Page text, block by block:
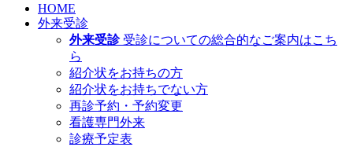
HOME
外来受診
外来受診 受診についての総合的なご案内はこち
ら
紹介状をお持ちの方
紹介状をお持ちでない方
再診予約・予約変更
看護専門外来
診療予定表